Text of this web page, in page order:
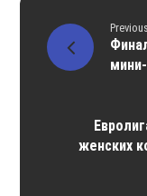
Previous
женских